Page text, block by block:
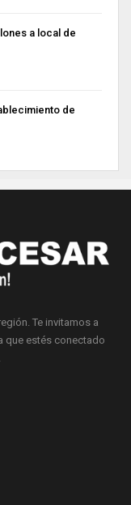
a local de
de
Te invitamos a
que estés conectado